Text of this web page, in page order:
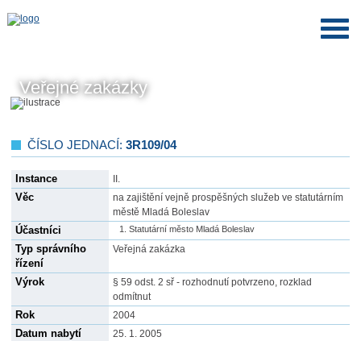
Veřejné zakázky
ČÍSLO JEDNACÍ: 3R109/04
Instance II.
Věc
na zajištění vejně prospěšných služeb ve statutárním
městě Mladá Boleslav
Účastníci Statutární město Mladá Boleslav
Typ správního
řízení
Veřejná zakázka
Výrok
§ 59 odst. 2 sř - rozhodnutí potvrzeno, rozklad
odmítnut
Rok 2004
Datum nabytí
25. 1. 2005